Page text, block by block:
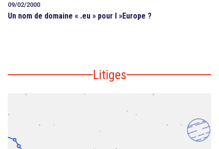
09/02/2000
Un nom de domaine « .eu » pour l »Europe ?
Litiges